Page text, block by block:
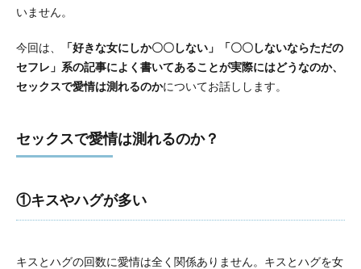
いません。
今回は、
「好きな女にしか〇〇しない」「〇〇しないならただの
セフレ」系の記事によく書いてあることが実際にはどうなのか、
セックスで愛情は測れるのかについてお話しします。
セックスで愛情は測れるのか？
①キスやハグが多い
キスとハグの回数に愛情は全く関係ありません。キスとハグを女